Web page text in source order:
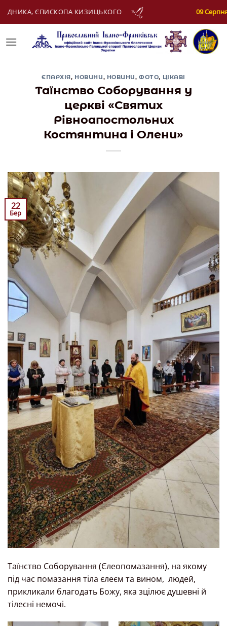
09 Серпня: АПОСТОЛА МАТФІЯ
ЄПАРХІЯ, НОВИНИ, НОВИНИ,ФОТО, ЦІКАВІ
Таїнство Соборування у
церкві «Святих
Рівноапостольних
Костянтина і Олени»
22
Бер
Таїнство Соборування (Єлеопомазання), на якому
під час помазання тіла єлеєм та вином, людей,
прикликали благодать Божу, яка зцілює душевні й
тілесні немочі.